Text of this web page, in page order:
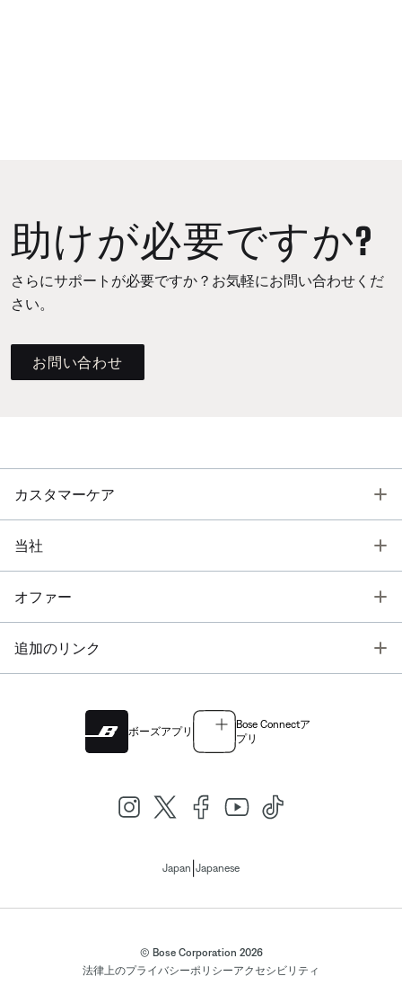
助けが必要ですか?
さらにサポートが必要ですか？お気軽にお問い合わせくだ
さい。
お問い合わせ
カスタマーケア
当社
オファー
追加のリンク
ボーズアプリ
Bose Connectア
プリ
Japan Japanese
© Bose Corporation 2026
法律上のプライバシーポリシーアクセシビリティ